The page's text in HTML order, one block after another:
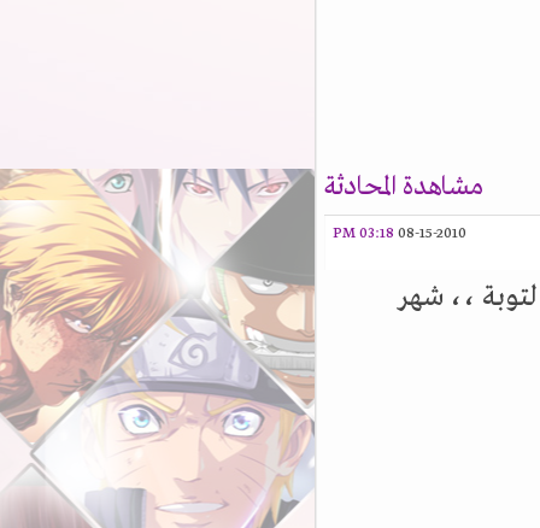
مشاهدة المحادثة
08-15-2010
03:18 PM
،، شهر